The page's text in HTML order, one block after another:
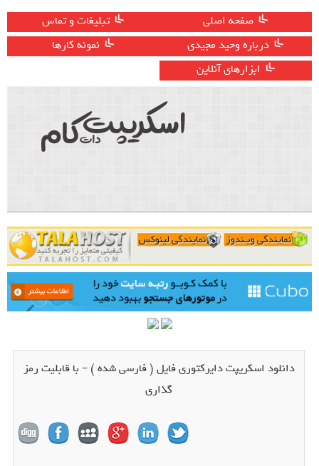
صفحه اصلی
تبلیغات و تماس
درباره وحید مجیدی
نمونه کارها
ابزارهای آنلاین
دانلود اسکریپت دایرکتوری فایل ( فارسی شده ) – با قابلیت رمز
گذاری